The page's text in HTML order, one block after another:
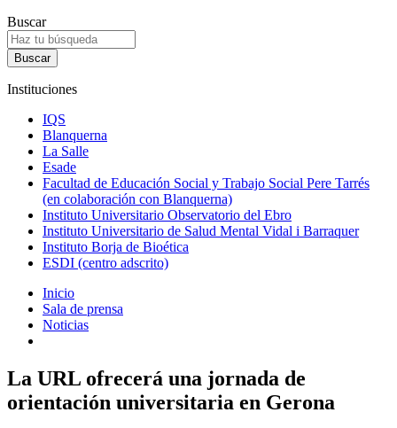
Buscar
Instituciones
IQS
Blanquerna
La Salle
Esade
Facultad de Educación Social y Trabajo Social Pere Tarrés
(en colaboración con Blanquerna)
Instituto Universitario Observatorio del Ebro
Instituto Universitario de Salud Mental Vidal i Barraquer
Instituto Borja de Bioética
ESDI (centro adscrito)
Inicio
Sala de prensa
Noticias
La URL ofrecerá una jornada de
orientación universitaria en Gerona